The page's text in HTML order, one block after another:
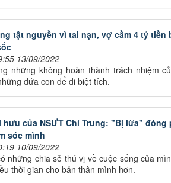
tật nguyền vì tai nạn, vợ cầm 4 tỷ
13/09/2022
những không hoàn thành trách nhiệm
đứa con để đi biệt tích.
hưu của NSƯT Chí Trung: "Bị lừa"
sóc mình
10/09/2022
những chia sẻ thú vị về cuộc sống của
thời gian cho bản thân mình hơn.